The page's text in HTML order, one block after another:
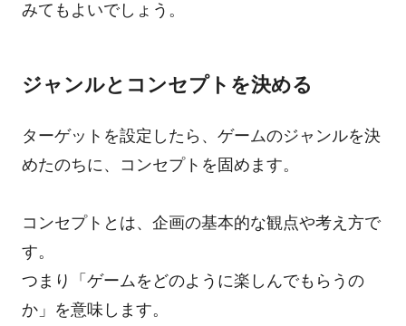
みてもよいでしょう。
ジャンルとコンセプトを決める
ターゲットを設定したら、ゲームのジャンルを決
めたのちに、コンセプトを固めます。
コンセプトとは、企画の基本的な観点や考え方で
す。
つまり「ゲームをどのように楽しんでもらうの
か」を意味します。